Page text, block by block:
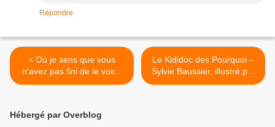
Répondre
< Où je sens que vous
n'avez pas fini de le voir...
Le Kididoc des Pourquoi –
Sylvie Baussier, illustré par
Didier Balicevic >
Hébergé par Overblog